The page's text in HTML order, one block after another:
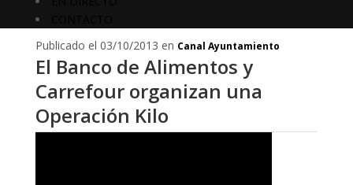
Publicado el 03/10/2013 en Canal Ayuntamiento
El Banco de Alimentos y
Carrefour organizan una
Operación Kilo